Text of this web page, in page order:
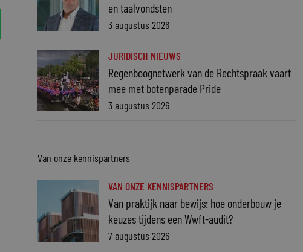
en taalvondsten
3 augustus 2026
JURIDISCH NIEUWS
Regenboognetwerk van de Rechtspraak vaart
mee met botenparade Pride
3 augustus 2026
Van onze kennispartners
VAN ONZE KENNISPARTNERS
Van praktijk naar bewijs: hoe onderbouw je
keuzes tijdens een Wwft-audit?
7 augustus 2026